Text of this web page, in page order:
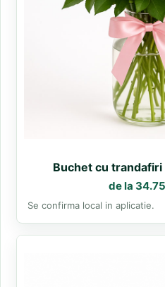
Buchet cu
de la
Se confirma local in aplicatie.